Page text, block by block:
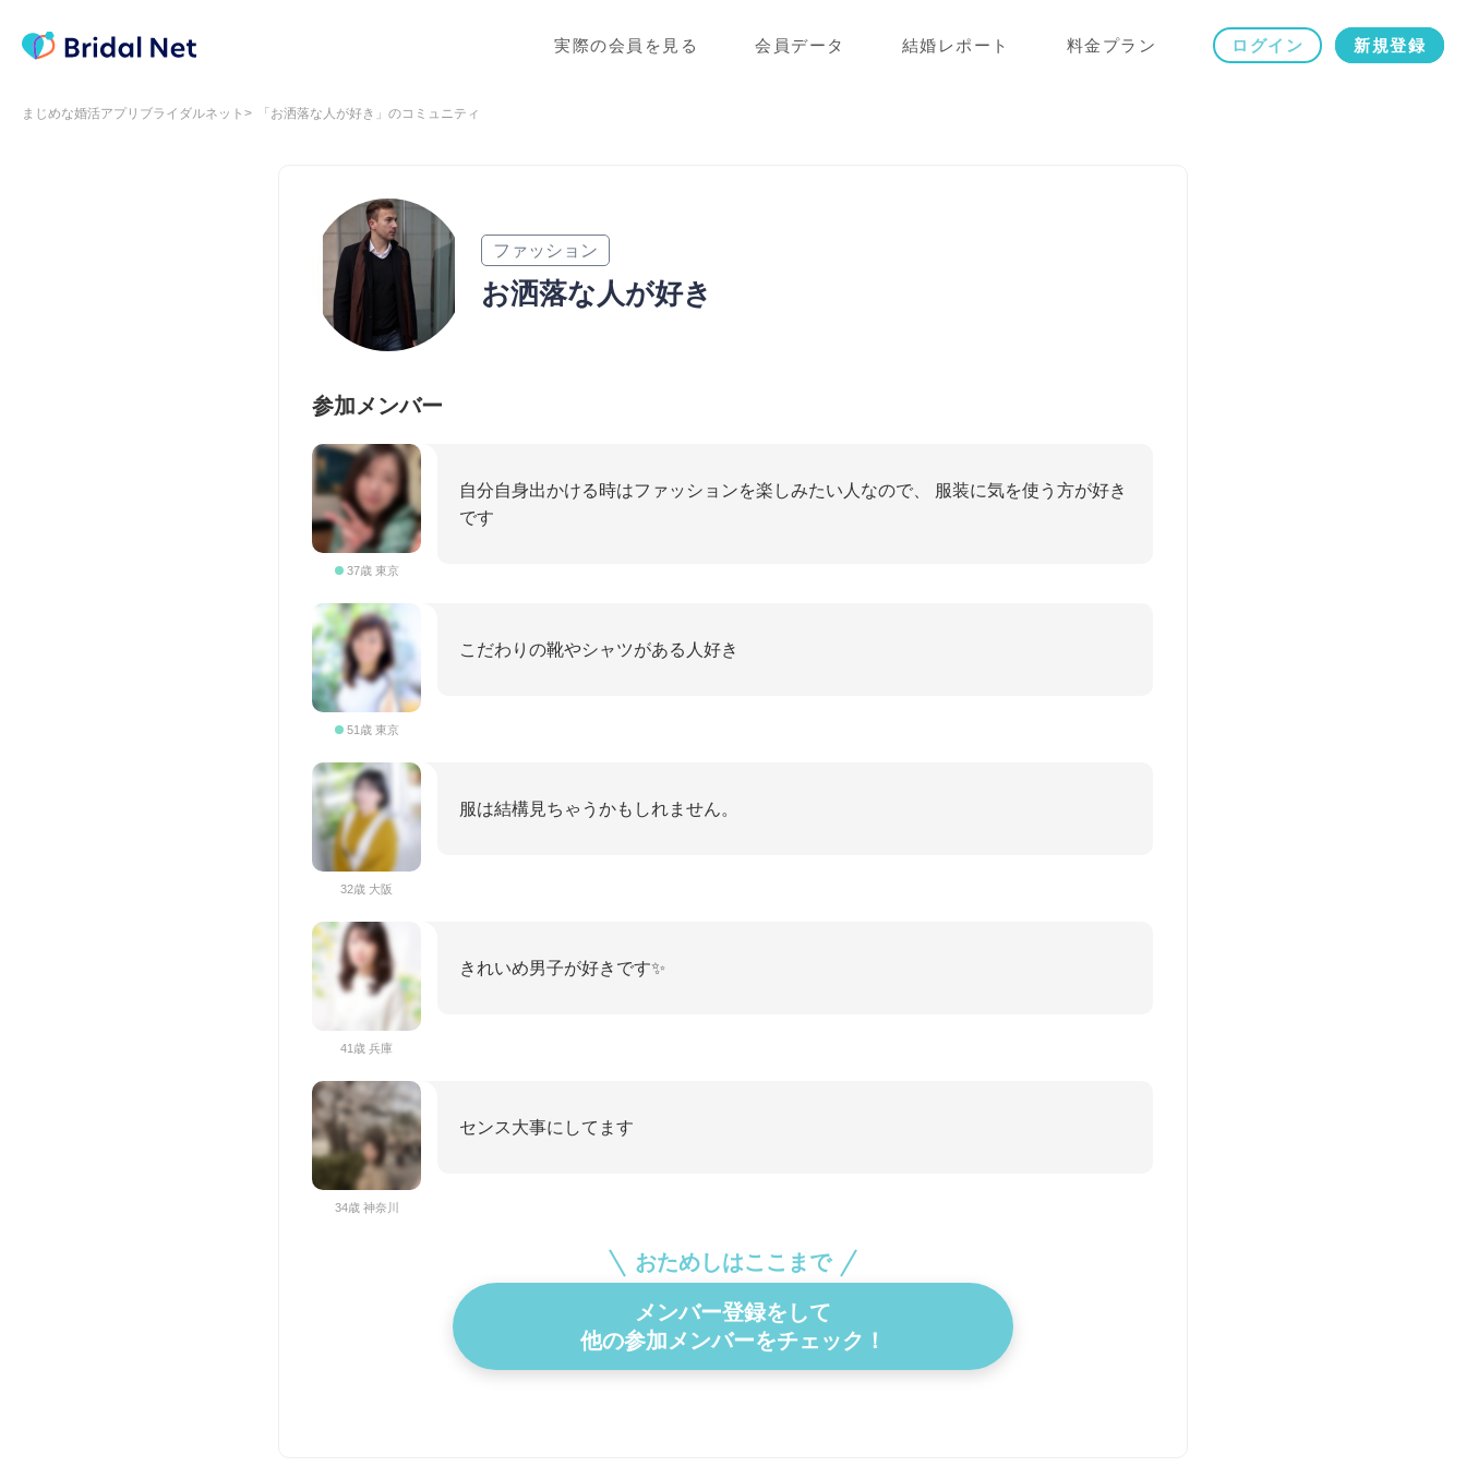
実際の会員を見る 会員データ 結婚レポート 料金プラン ログイン 新規登録
まじめな婚活アプリブライダルネット 「お洒落な人が好き」のコミュニティ
ファッション
お洒落な人が好き
参加メンバー
37歳 東京
自分自身出かける時はファッションを楽しみたい人なので、 服装に気を使う方が好き
です
51歳 東京
こだわりの靴やシャツがある人好き
32歳 大阪
服は結構見ちゃうかもしれません。
41歳 兵庫
きれいめ男子が好きです✨
34歳 神奈川
センス大事にしてます
おためしはここまで
メンバー登録をして
他の参加メンバーをチェック！